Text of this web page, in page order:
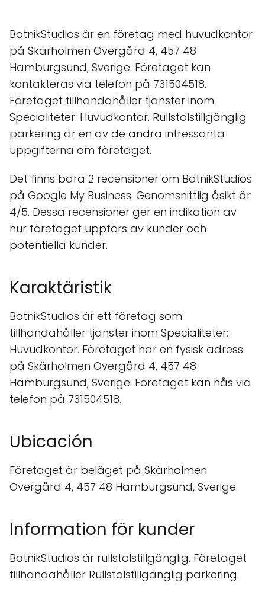
BotnikStudios är en företag med huvudkontor
på Skärholmen Övergård 4, 457 48
Hamburgsund, Sverige. Företaget kan
kontakteras via telefon på 731504518.
Företaget tillhandahåller tjänster inom
Specialiteter: Huvudkontor. Rullstolstillgänglig
parkering är en av de andra intressanta
uppgifterna om företaget.
Det finns bara 2 recensioner om BotnikStudios
på Google My Business. Genomsnittlig åsikt är
4/5. Dessa recensioner ger en indikation av
hur företaget uppförs av kunder och
potentiella kunder.
Karaktäristik
BotnikStudios är ett företag som
tillhandahåller tjänster inom Specialiteter:
Huvudkontor. Företaget har en fysisk adress
på Skärholmen Övergård 4, 457 48
Hamburgsund, Sverige. Företaget kan nås via
telefon på 731504518.
Ubicación
Företaget är beläget på Skärholmen
Övergård 4, 457 48 Hamburgsund, Sverige.
Information för kunder
BotnikStudios är rullstolstillgänglig. Företaget
tillhandahåller Rullstolstillgänglig parkering.